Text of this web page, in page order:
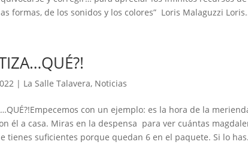
formas, de los sonidos y los colores” Loris Malaguzzi
| La Salle Talavera, Noticias
con un ejemplo: es la hora de la
él a casa. Miras en la despensa para ver cuántas
tienes suficientes porque quedan 6 en el paquete. Si lo